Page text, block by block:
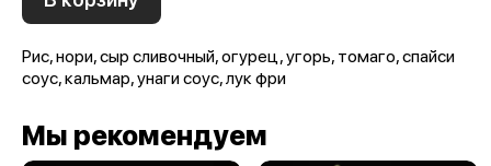
Рис, нори, сыр сливочный, огурец, угорь, томаго, спайси
соус, кальмар, унаги соус, лук фри
Мы рекомендуем